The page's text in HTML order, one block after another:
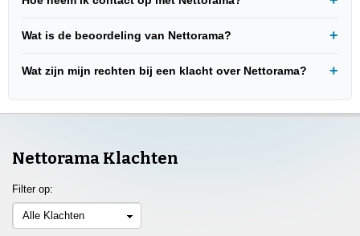
Wat is de beoordeling van Nettorama?
Wat zijn mijn rechten bij een klacht over Nettorama?
Nettorama Klachten
Filter op:
Alle Klachten